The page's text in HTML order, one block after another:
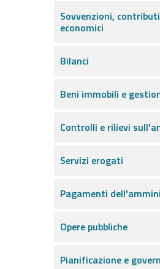
Sovvenzioni,
economici
Bilanci
Beni immobili e
Controlli e rilievi
Servizi erogati
Pagamenti
Opere pubbliche
Pianificazione e